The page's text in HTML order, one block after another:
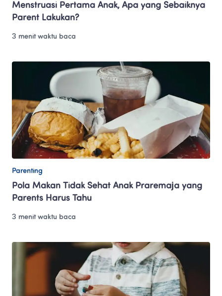
Menstruasi Pertama Anak, Apa yang Sebaiknya
Parent Lakukan?
3 menit waktu baca
Parenting
Pola Makan Tidak Sehat Anak Praremaja yang
Parents Harus Tahu
3 menit waktu baca